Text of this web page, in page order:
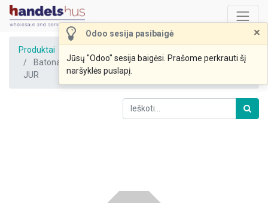
Odoo sesija pasibaigė ×
Jūsų "Odoo" sesija baigėsi. Prašome perkrauti šį
naršyklės puslapį.
Produktai
Batonas pilno grūdo su sėlenomis Rytas raikytas 350g
JUR